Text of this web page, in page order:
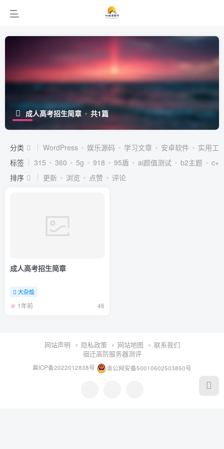
成人高考招生简章 共1篇
分类 WordPress 娱乐源码 学习文章 安卓软件
实用工
标签
315 360 5g 918 95盾 ai颜值测试 b2主题
c++
排序
更新 浏览 点赞 评论
成人高考招生简章
大杂烩
1年前 46
网站声明 隐私政策 网站地图
联系我们
宿迁高防服务器测评
冀ICP备2022012838号 渝公网安备50010602503850号